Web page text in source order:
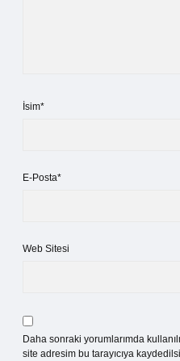
İsim*
E-Posta*
Web Sitesi
Daha sonraki yorumlarımda
site adresim bu tarayıcıya